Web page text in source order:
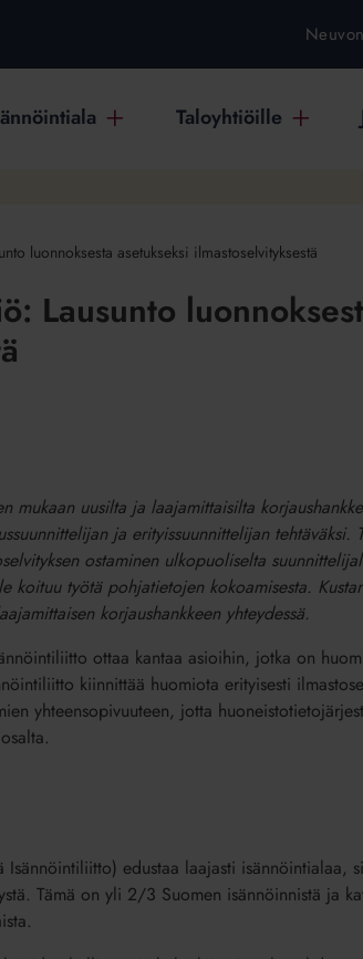
Taloyhtiöille
luonnoksesta asetukseksi ilmastoselvityksestä
Lausunto
mukaan uusilta ja laajamittaisilta
ja erityissuunnittelijan
ostaminen ulkopuoliselta
työtä pohjatietojen kokoamisesta.
korjaushankkeen yhteydessä.
ottaa kantaa asioihin, jotka on
kiinnittää huomiota erityisesti
yhteensopivuuteen, jotta
edustaa laajasti isännöintialaa,
Tämä on yli 2/3 Suomen isännöinnistä ja